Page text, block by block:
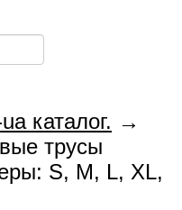
каталог. →
трусы
S, M, L, XL,